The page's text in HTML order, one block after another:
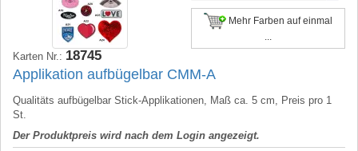
Mehr Farben auf einmal
Karten Nr.: 18745
Applikation aufbügelbar CMM-A
Qualitäts aufbügelbar Stick-Applikationen, Maß ca. 5 cm, Preis pro 1
St.
Der Produktpreis wird nach dem Login angezeigt.